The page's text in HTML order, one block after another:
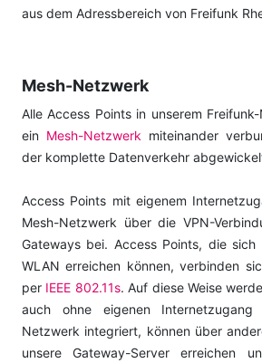
aus dem Adressbereich von Freifunk
Mesh-Netzwerk
Alle Access Points in unserem
ein Mesh-Netzwerk miteinander
der komplette Datenverkehr
Access Points mit eigenem
Mesh-Netzwerk über die VPN-
Gateways bei. Access Points, die
WLAN erreichen können, verbinden
per IEEE 802.11s. Auf diese Weise
auch ohne eigenen
Netzwerk integriert, können über
unsere Gateway-Server erreichen